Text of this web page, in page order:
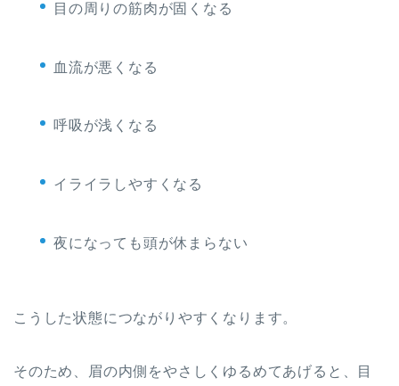
目の周りの筋肉が固くなる
血流が悪くなる
呼吸が浅くなる
イライラしやすくなる
夜になっても頭が休まらない
こうした状態につながりやすくなります。
そのため、眉の内側をやさしくゆるめてあげると、目